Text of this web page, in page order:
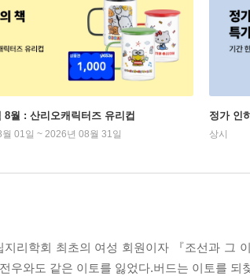
8월 : 산리오캐릭터즈 유리컵
01일 ~ 2026년 08월 31일
정가 인
상시
지리학회 최초의 여성 회원이자 『조선과 그
우와도 같은 이토를 잃었다.버드는 이토를